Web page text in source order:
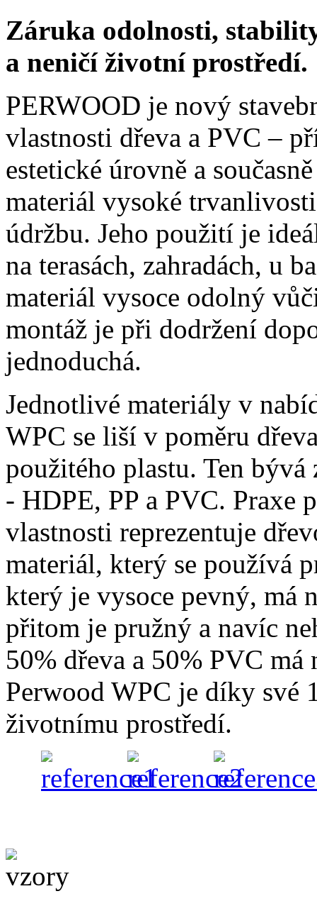
Záruka odolnosti,
a neničí životní prostředí.
PERWOOD je nový
vlastnosti dřeva a PVC –
estetické úrovně a
materiál vysoké
údržbu. Jeho použití je
na terasách, zahradách, u
materiál vysoce odolný
montáž je při dodržení
jednoduchá.
Jednotlivé materiály v
WPC se liší v poměru
použitého plastu. Ten
- HDPE, PP a PVC.
vlastnosti reprezentuje
materiál, který se používá
který je vysoce pevný, má
přitom je pružný a navíc
50% dřeva a 50% PVC
Perwood WPC je díky své
životnímu prostředí.